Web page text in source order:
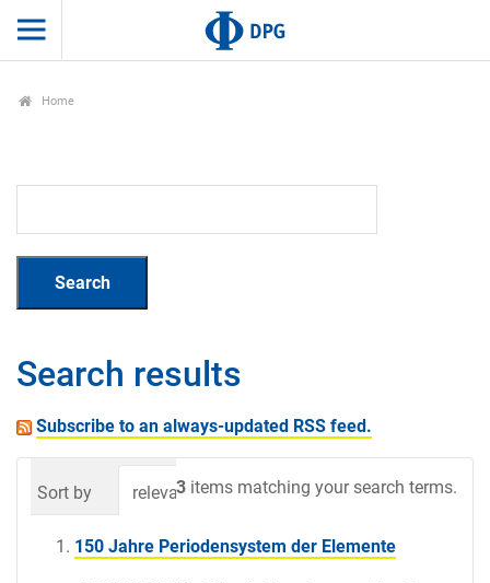
Home
Search results
Subscribe to an always-updated RSS feed.
3 items matching your search terms.
Sort by relevance date (newest first)
150 Jahre Periodensystem der Elemente